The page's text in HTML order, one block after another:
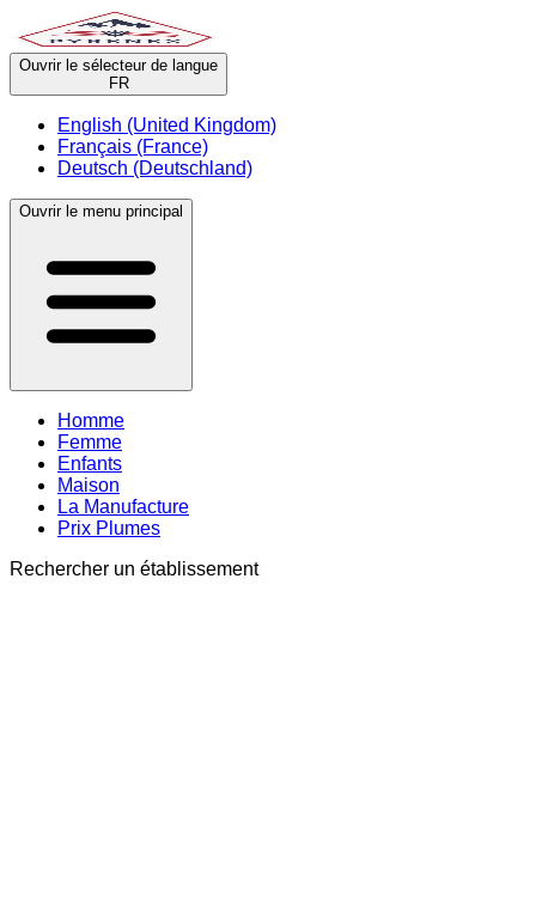
Ouvrir le sélecteur de langue
FR
English (United Kingdom)
Français (France)
Deutsch (Deutschland)
Ouvrir le menu principal
Homme
Femme
Enfants
Maison
La Manufacture
Prix Plumes
Rechercher un établissement